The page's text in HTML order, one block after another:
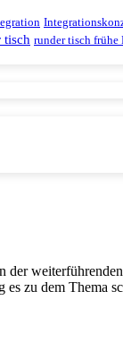
tisch runder tisch frühe
der
es zu dem Thema